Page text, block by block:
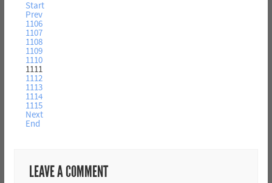
Start
Prev
1106
1107
1108
1109
1110
1111
1112
1113
1114
1115
Next
End
LEAVE A COMMENT